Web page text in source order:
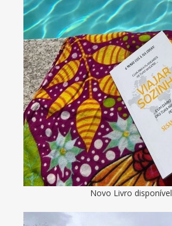
Novo Livro disponível